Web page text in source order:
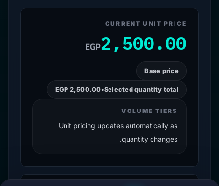
CURRENT UNIT PRICE
2,500.00
EGP
Base price
Selected quantity total
•
EGP 2,500.00
VOLUME TIERS
Unit pricing updates automatically as
quantity changes.